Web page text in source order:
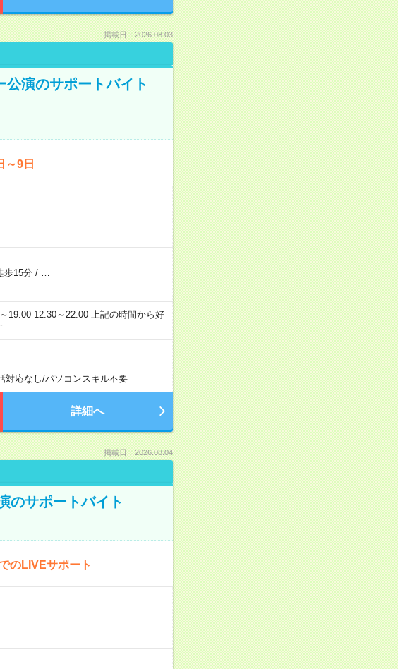
掲載日：2026.08.03
公演のサポートバイト
～9日
歩15分/
19:00 12:30～22:00 上記の時間から好
対応なし/パソコンスキル不要
詳細へ
掲載日：2026.08.04
のサポートバイト
のLIVEサポート